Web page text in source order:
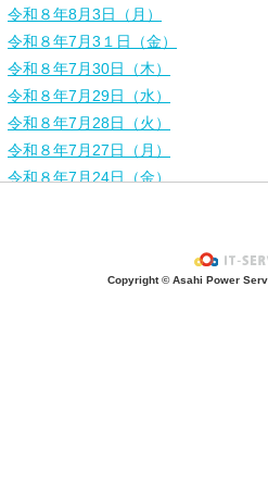
令和８年8月3日（月）
令和８年7月3１日（金）
令和８年7月30日（木）
令和８年7月29日（水）
令和８年7月28日（火）
令和８年7月27日（月）
令和８年7月24日（金）
令和８年7月17日（金）Copyright © Asahi Power